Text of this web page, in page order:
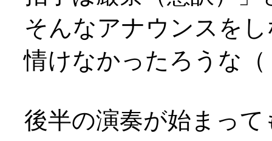
そんなアナウンスを
情けなかったろうな（
後半の演奏が始まっ